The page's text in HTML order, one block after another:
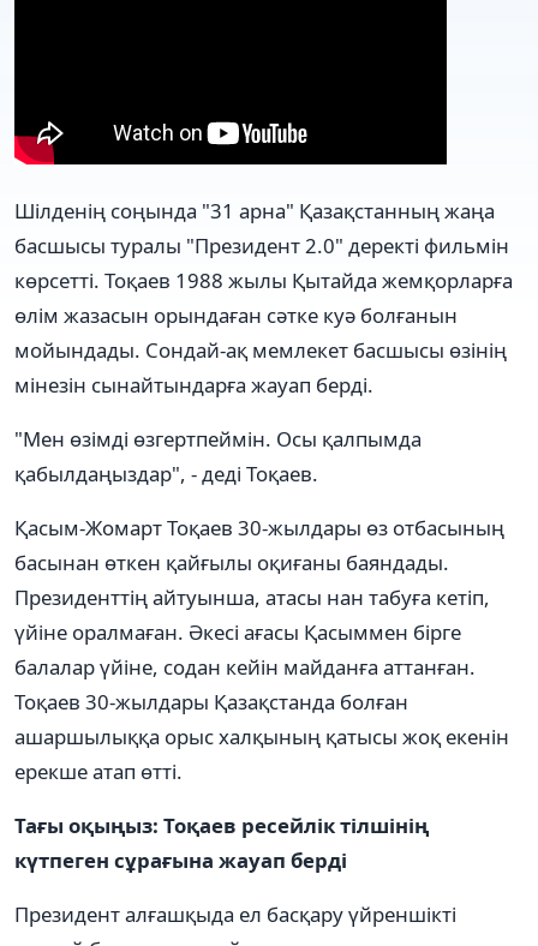
Шілденің соңында "31 арна" Қазақстанның жаңа
басшысы туралы "Президент 2.0" деректі фильмін
көрсетті. Тоқаев 1988 жылы Қытайда жемқорларға
өлім жазасын орындаған сәтке куә болғанын
мойындады. Сондай-ақ мемлекет басшысы өзінің
мінезін сынайтындарға жауап берді.
"Мен өзімді өзгертпеймін. Осы қалпымда
қабылдаңыздар", - деді Тоқаев.
Қасым-Жомарт Тоқаев 30-жылдары өз отбасының
басынан өткен қайғылы оқиғаны баяндады.
Президенттің айтуынша, атасы нан табуға кетіп,
үйіне оралмаған. Әкесі ағасы Қасыммен бірге
балалар үйіне, содан кейін майданға аттанған.
Тоқаев 30-жылдары Қазақстанда болған
ашаршылыққа орыс халқының қатысы жоқ екенін
ерекше атап өтті.
Тағы оқыңыз: Тоқаев ресейлік тілшінің
күтпеген сұрағына жауап берді
Президент алғашқыда ел басқару үйреншікті